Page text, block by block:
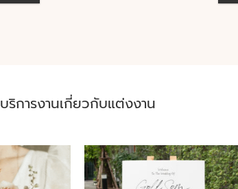
บริการงานเกี่ยวกับแต่งงาน